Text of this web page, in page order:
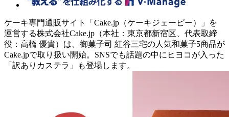
ケーキ専門通販サイト「Cake.jp（ケーキジェーピー）」を
運営する株式会社Cake.jp（本社：東京都新宿区、代表取締
役：高橋 優貴）は、御菓子司 紅谷三宅の人気和菓子5商品が
Cake.jpで取り扱い開始。SNSでも話題の中にヒヨコが入った
「訳ありカステラ」も登場します。